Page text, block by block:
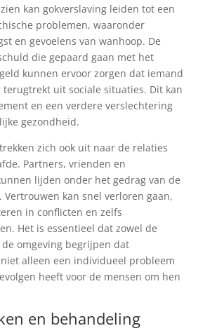
kan gokverslaving leiden tot een
problemen, waaronder
en gevoelens van wanhoop. De
die gepaard gaan met het
kunnen ervoor zorgen dat iemand
terugtrekt uit sociale situaties. Dit kan
en een verdere verslechtering
gezondheid.
zich ook uit naar de relaties
Partners, vrienden en
lijden onder het gedrag van de
Vertrouwen kan snel verloren gaan,
in conflicten en zelfs
Het is essentieel dat zowel de
omgeving begrijpen dat
alleen een individueel probleem
heeft voor de mensen om hen
en behandeling